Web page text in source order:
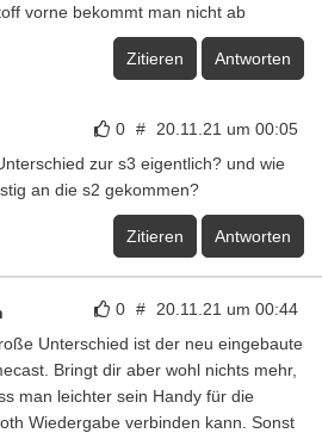
vorne bekommt man nicht ab
Zitieren Antworten
0 # 20.11.21 um 00:05
zur s3 eigentlich? und wie
an die s2 gekommen?
Zitieren Antworten
0 # 20.11.21 um 00:44
Unterschied ist der neu eingebaute
Bringt dir aber wohl nichts mehr,
man leichter sein Handy für die
Wiedergabe verbinden kann. Sonst